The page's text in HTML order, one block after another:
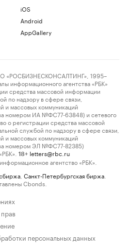
iOS
Android
AppGallery
«РОСБИЗНЕСКОНСАЛТИНГ», 1995–
информационного агентства «РБК»
средства массовой информации
по надзору в сфере связи,
и массовых коммуникаций
номером ИА №ФС77-63848) и сетевого
о регистрации средства массовой
службой по надзору в сфере связи,
и массовых коммуникаций
номером ЭЛ №ФС77-82385)
18+ letters@rbc.ru
агентство «РБК».
Санкт-Петербургская биржа
Cbonds.
персональных данных